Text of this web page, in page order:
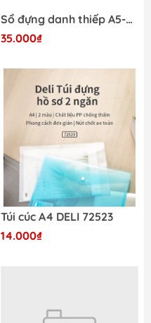
Sổ đựng danh thiếp A5-240 xanh lá nhạt (82-V272)
35.000₫
Túi cúc A4 DELI 72523
14.000₫